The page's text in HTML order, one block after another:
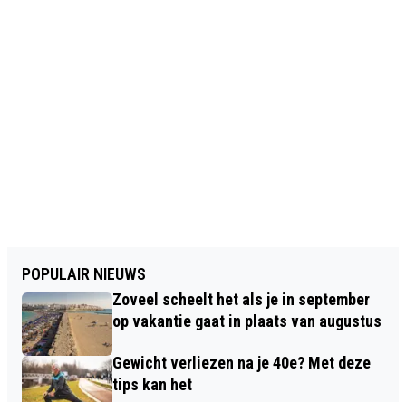
POPULAIR NIEUWS
Zoveel scheelt het als je in september
op vakantie gaat in plaats van augustus
Gewicht verliezen na je 40e? Met deze
tips kan het